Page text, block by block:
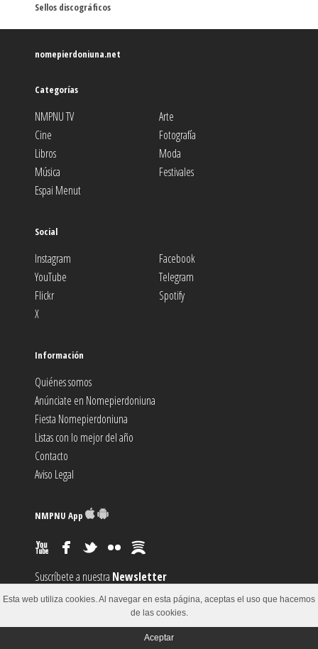
Sellos discográficos
nomepierdoniuna.net
Categorías
NMPNU TV
Arte
Cine
Fotografía
Libros
Moda
Música
Festivales
Espai Menut
Social
Instagram
Facebook
YouTube
Telegram
Flickr
Spotify
X
Información
Quiénes somos
Anúnciate en Nomepierdoniuna
Fiesta Nomepierdoniuna
Listas con lo mejor del año
Contacto
Aviso Legal
NMPNU App
Suscríbete a nuestra Newsletter
Suscríbete al canalRSS
Esta web utiliza cookies. Al navegar en esta página, aceptas el uso que hacemos
de las cookies.
Aceptar